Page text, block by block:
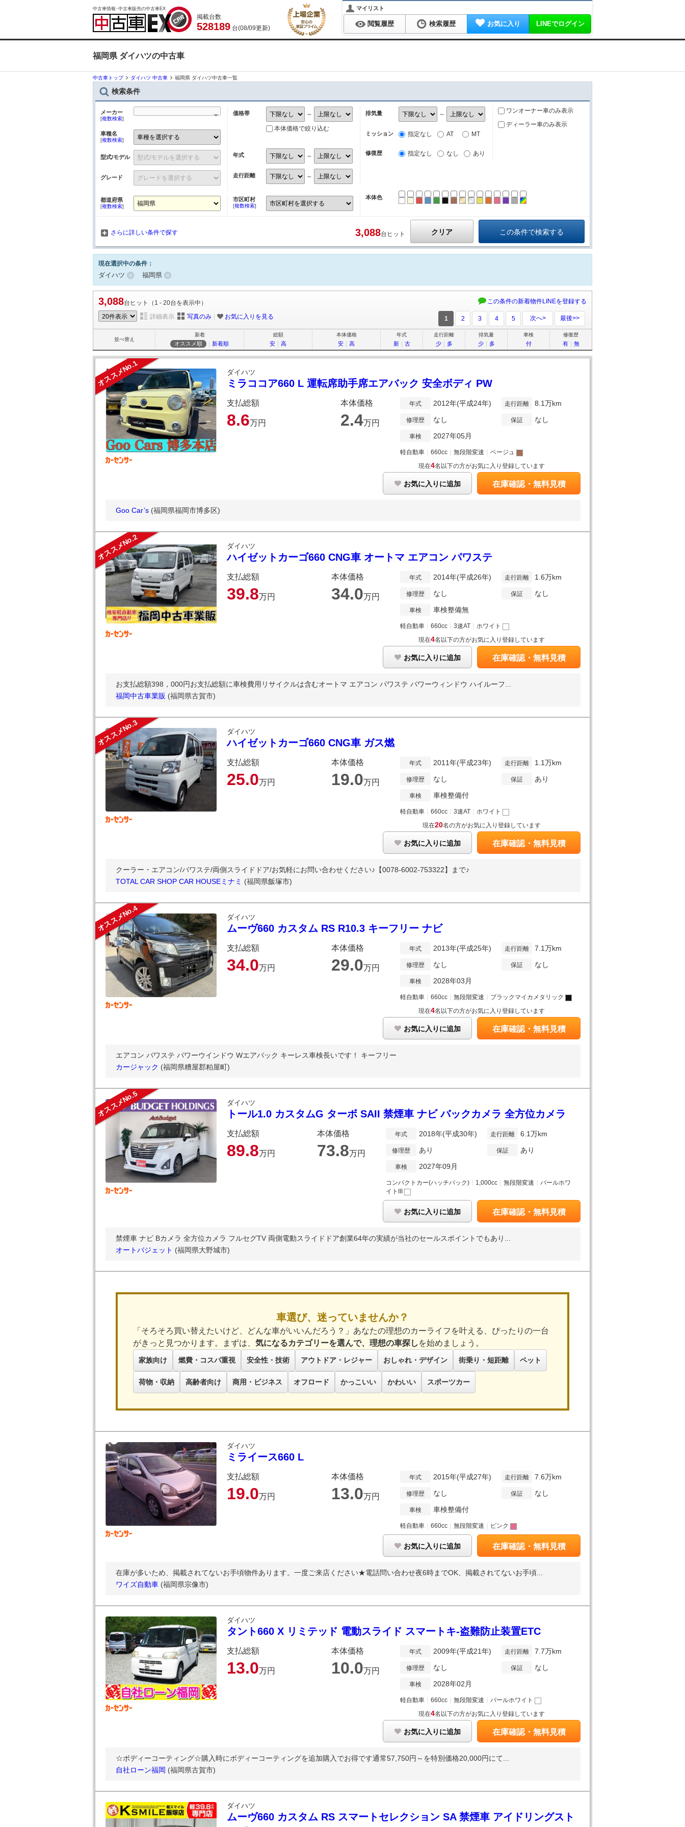
中古車情報･中古車販売の中古車EX
掲載台数
528189 台(08/09更新)
マイリスト
閲覧履歴 検索履歴 お気に入り LINEでログイン
福岡県 ダイハツの中古車
中古車トップ ダイハツ 中古車 福岡県 ダイハツ中古車一覧
検索条件
メーカー
[複数検索]
車種名
[複数検索]
型式/モデル
グレード
価格帯 ～
本体価格で絞り込む
年式 ～
走行距離 ～
排気量 ～
ミッション 指定なし AT MT
修復歴 指定なし なし あり
ワンオーナー車のみ表示
ディーラー車のみ表示
都道府県
[複数検索]
市区町村
[複数検索]
本体色
レッドブルーグリーン
ブラック
ブラウンゴールド パープル
グレー
さらに詳しい条件で探す クリア
3,088台ヒット
現在選択中の条件：
ダイハツ 福岡県
3,088台ヒット（1 - 20台を表示中） この条件の新着物件LINEを登録する
詳細表示 写真のみ ｜ お気に入りを見る 1 2 3 4 5 次へ> 最後>>
並べ替え
新着
オススメ順 ｜ 新着順
総額
安 ｜ 高
本体価格
安 ｜ 高
年式
新｜ 古
走行距離
少｜ 多
排気量
少｜ 多
車検
付
修復歴
有｜ 無
オススメNo.1 ダイハツ
ミラココア660 L 運転席助手席エアバック 安全ボディ PW
支払総額
8.6万円
本体価格
2.4万円
年式 2012年(平成24年)
修理歴 なし
車検 2027年05月
走行距離 8.1万km
保証 なし
軽自動車 660cc 無段階変速
ベージュ
現在4名以下の方がお気に入り登録しています
お気に入りに追加 在庫確認・無料見積
Goo Car’s (福岡県福岡市博多区)
オススメNo.2 ダイハツ
ハイゼットカーゴ660 CNG車 オートマ エアコン パワステ
支払総額
39.8万円
本体価格
34.0万円
年式 2014年(平成26年)
修理歴 なし
車検 車検整備無
走行距離 1.6万km
保証 なし
軽自動車 660cc 3速AT
ホワイト
現在4名以下の方がお気に入り登録しています
お気に入りに追加 在庫確認・無料見積
お支払総額398，000円お支払総額に車検費用リサイクルは含むオートマ エアコン パワステ パワーウィンドウ ハイルーフ...
福岡中古車業販 (福岡県古賀市)
オススメNo.3 ダイハツ
ハイゼットカーゴ660 CNG車 ガス燃
支払総額
25.0万円
本体価格
19.0万円
年式 2011年(平成23年)
修理歴 なし
車検 車検整備付
走行距離 1.1万km
保証 あり
軽自動車 660cc 3速AT
ホワイト
現在20名の方がお気に入り登録しています
お気に入りに追加 在庫確認・無料見積
クーラー・エアコン/パワステ/両側スライドドア/お気軽にお問い合わせください♪【0078-6002-753322】まで♪
TOTAL CAR SHOP CAR HOUSEミナミ (福岡県飯塚市)
オススメNo.4 ダイハツ
ムーヴ660 カスタム RS R10.3 キーフリー ナビ
支払総額
34.0万円
本体価格
29.0万円
年式 2013年(平成25年)
修理歴 なし
車検 2028年03月
走行距離 7.1万km
保証 なし
軽自動車 660cc 無段階変速
ブラックマイカメタリック
現在4名以下の方がお気に入り登録しています
お気に入りに追加 在庫確認・無料見積
エアコン パワステ パワーウインドウ Wエアバック キーレス車検長いです！ キーフリー
カージャック (福岡県糟屋郡粕屋町)
オススメNo.5 ダイハツ
トール1.0 カスタムG ターボ SAII 禁煙車 ナビ バックカメラ 全方位カメラ
支払総額
89.8万円
本体価格
73.8万円
年式 2018年(平成30年)
修理歴 あり
車検 2027年09月
走行距離 6.1万km
保証 あり
コンパクトカー(ハッチバック) 1,000cc ｜無段階変速 ｜パールホワ
イトIII
お気に入りに追加 在庫確認・無料見積
禁煙車 ナビ Bカメラ 全方位カメラ フルセグTV 両側電動スライドドア創業64年の実績が当社のセールスポイントでもあり...
オートバジェット (福岡県大野城市)
車選び、迷っていませんか？
「そろそろ買い替えたいけど、どんな車がいいんだろう？」あなたの理想のカーライフを叶える、ぴったりの一台
がきっと見つかります。まずは、 気になるカテゴリーを選んで、理想の車探し を始めましょう。
家族向け 燃費・コスパ重視 安全性・技術 アウトドア・レジャー おしゃれ・デザイン 街乗り・短距離 ペット
荷物・収納 高齢者向け 商用・ビジネス オフロード かっこいい かわいい スポーツカー
ダイハツ
ミライース660 L
支払総額
19.0万円
本体価格
13.0万円
年式 2015年(平成27年)
修理歴 なし
車検 車検整備付
走行距離 7.6万km
保証 なし
軽自動車 660cc 無段階変速 ピンク
お気に入りに追加 在庫確認・無料見積
在庫が多いため、掲載されてないお手頃物件あります。一度ご来店ください★電話問い合わせ夜6時までOK、掲載されてないお手頃...
ワイズ自動車 (福岡県宗像市)
ダイハツ
タント660 X リミテッド 電動スライド スマートキ-盗難防止装置ETC
支払総額
13.0万円
本体価格
10.0万円
年式 2009年(平成21年)
修理歴 なし
車検 2028年02月
走行距離 7.7万km
保証 なし
軽自動車 660cc 無段階変速
パールホワイト
現在4名以下の方がお気に入り登録しています
お気に入りに追加 在庫確認・無料見積
☆ボディーコーティング☆購入時にボディーコーティングを追加購入でお得です通常57,750円～を特別価格20,000円にて...
自社ローン福岡 (福岡県古賀市)
ダイハツ
ムーヴ660 カスタム RS スマートセレクション SA 禁煙車 アイドリングスト